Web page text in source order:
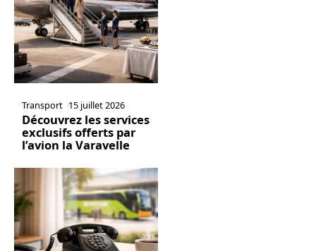
Transport 15 juillet 2026
Découvrez les services
exclusifs offerts par
l’avion la Varavelle